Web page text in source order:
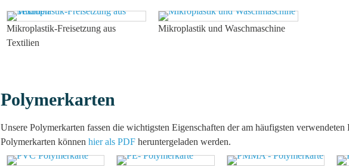
Mikroplastik-Freisetzung aus
Textilien
Mikroplastik und Waschmaschine
Polymerkarten
Unsere Polymerkarten fassen die wichtigsten Eigenschaften der am häufigsten
Polymerkarten können hier als PDFheruntergeladen werden.